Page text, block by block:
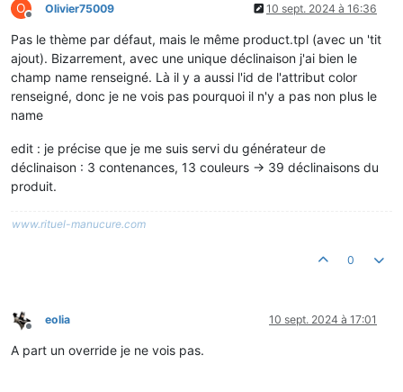
O
Hors-ligne
Olivier75009 10 sept. 2024 à 16:36
Pas le thème par défaut, mais le même product.tpl (avec un 'tit
ajout). Bizarrement, avec une unique déclinaison j'ai bien le
champ name renseigné. Là il y a aussi l'id de l'attribut color
renseigné, donc je ne vois pas pourquoi il n'y a pas non plus le
name
edit : je précise que je me suis servi du générateur de
déclinaison : 3 contenances, 13 couleurs -> 39 déclinaisons du
produit.
www.rituel-manucure.com
0
Hors-ligne
eolia 10 sept. 2024 à 17:01
A part un override je ne vois pas.